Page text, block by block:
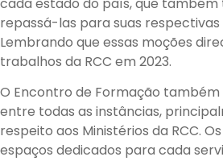
repassá-las para suas respectivas
Lembrando que essas moções
trabalhos da RCC em 2023.
O Encontro de Formação
entre todas as instâncias,
respeito aos Ministérios da RCC.
espaços dedicados para cada